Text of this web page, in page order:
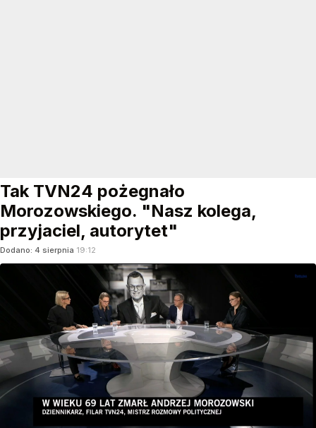
Tak TVN24 pożegnało
Morozowskiego. "Nasz kolega,
przyjaciel, autorytet"
Dodano: 4 sierpnia 19:12